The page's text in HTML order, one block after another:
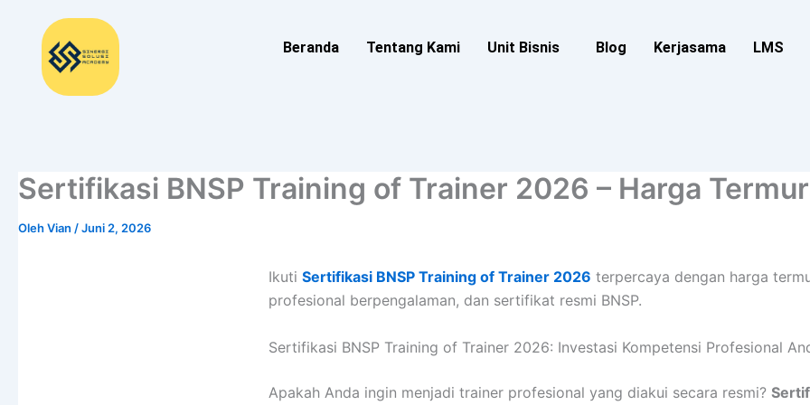
Beranda Tentang Kami Unit Bisnis Blog Kerjasama LMS
Sertifikasi BNSP Training of Trainer 2026 – Harga
OlehVian /Juni 2, 2026
Ikuti Sertifikasi BNSP Training of Trainer 2026 terpercaya dengan harga
profesional berpengalaman, dan sertifikat resmi BNSP.
Sertifikasi BNSP Training of Trainer 2026: Investasi Kompetensi Profesional
Apakah Anda ingin menjadi trainer profesional yang diakui secara resmi?